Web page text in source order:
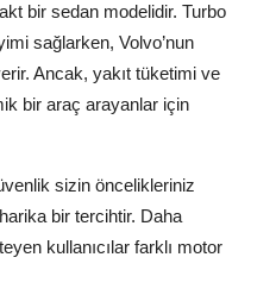
bir sedan modelidir. Turbo
sağlarken, Volvo’nun
Ancak, yakıt tüketimi ve
bir araç arayanlar için
sizin öncelikleriniz
bir tercihtir. Daha
kullanıcılar farklı motor